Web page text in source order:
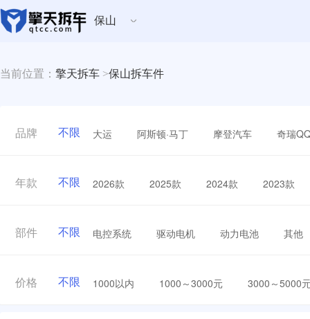
保山
当前位置： 擎天拆车 >保山拆车件
品牌 不限 大运 阿斯顿·马丁 摩登汽车 奇瑞
年款 不限 2026款 2025款 2024款 2023款
部件 不限 电控系统 驱动电机 动力电池 其他
价格 不限 1000以内 1000～3000元 3000～5000